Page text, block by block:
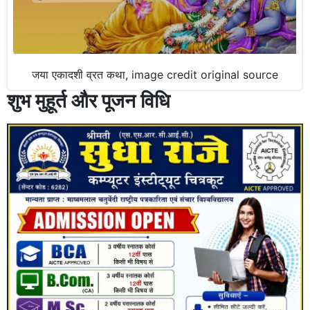
जया एकादशी व्रत कथा, image credit original source
शुभ मुहूर्त और पूजन विधि